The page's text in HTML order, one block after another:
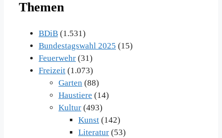
im
Themen
BDiB (1.531)
Bundestagswahl 2025 (15)
Feuerwehr (31)
Freizeit (1.073)
Garten (88)
Haustiere (14)
Kultur (493)
Kunst (142)
Literatur (53)